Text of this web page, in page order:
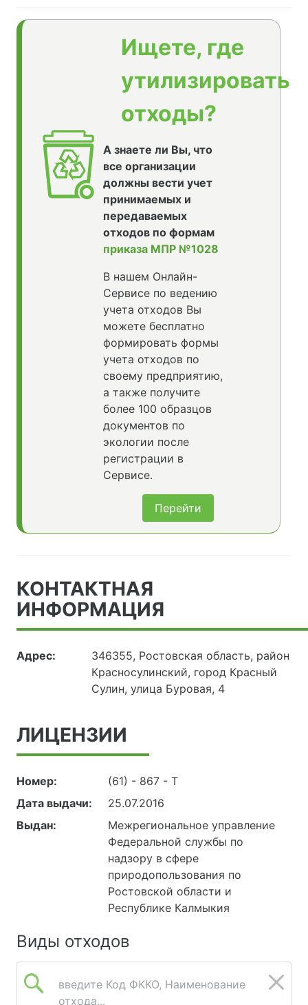
Ищете, где
утилизировать
отходы?
А знаете ли Вы, что
все организации
должны вести учет
принимаемых и
передаваемых
отходов по формам
приказа МПР №1028
В нашем Онлайн-
Сервисе по ведению
учета отходов Вы
можете бесплатно
формировать формы
учета отходов по
своему предприятию,
а также получите
более 100 образцов
документов по
экологии после
регистрации в
Сервисе.
Перейти
КОНТАКТНАЯ
ИНФОРМАЦИЯ
Адрес:
346355, Ростовская область, район
Красносулинский, город Красный
Сулин, улица Буровая, 4
ЛИЦЕНЗИИ
Номер:
(61) - 867 - Т
Дата выдачи:
25.07.2016
Выдан:
Межрегиональное управление
Федеральной службы по
надзору в сфере
природопользования по
Ростовской области и
Республике Калмыкия
Виды отходов
введите Код ФККО, Наименование
отхода...